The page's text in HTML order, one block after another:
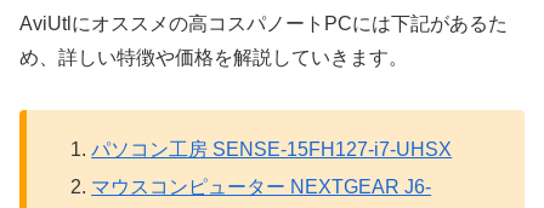
AviUtlにオススメの高コスパノートPCには下記があるた
め、詳しい特徴や価格を解説していきます。
パソコン工房 SENSE-15FH127-i7-UHSX
マウスコンピューター NEXTGEAR J6-